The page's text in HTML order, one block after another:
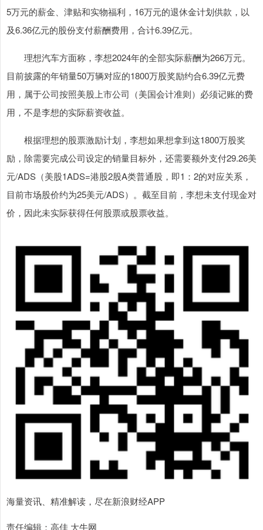
5万元的薪金、津贴和实物福利，16万元的退休金计划供款，以
及6.36亿元的股份支付薪酬费用，合计6.39亿元。
理想汽车方面称，李想2024年的全部实际薪酬为266万元。
目前披露的年销量50万辆对应的1800万股奖励约合6.39亿元费
用，属于公司按照美股上市公司（美国会计准则）必须记账的费
用，不是李想的实际薪资收益。
根据理想的股票激励计划，李想如果想拿到这1800万股奖
励，除需要完成公司设定的销量目标外，还需要额外支付29.26美
元/ADS（美股1ADS=港股2股A类普通股，即1：2的对应关系，
目前市场股价约为25美元/ADS）。截至目前，李想未支付现金对
价，因此未实际获得任何股票或股票收益。
海量资讯、精准解读，尽在新浪财经APP
责任编辑：高佳 大牛网